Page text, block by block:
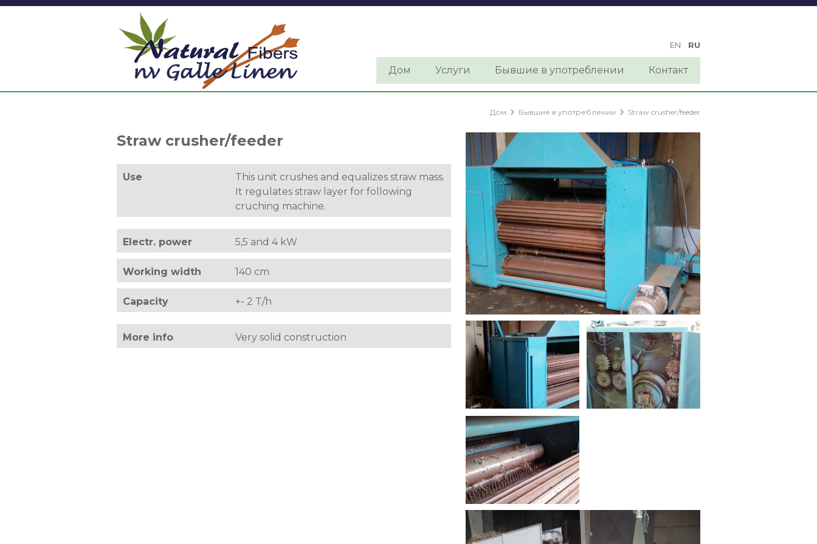
EN RU
Дом Услуги Бывшие в употреблении Контакт
Дом Бывшие в употреблении Straw crusher/feeder
Straw crusher/feeder
Use
This unit crushes and equalizes straw mass.
It regulates straw layer for following
cruching machine.
Electr. power 5,5 and 4 kW
Working width 140 cm
Capacity +- 2 T/h
More info Very solid construction